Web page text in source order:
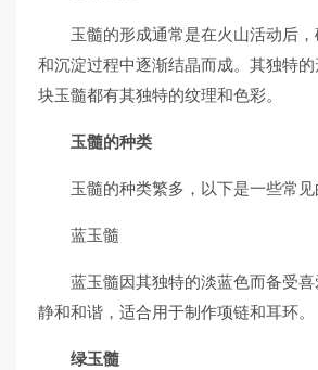
玉髓的形成通常是在火山活动后
和沉淀过程中逐渐结晶而成。其独特
块玉髓都有其独特的纹理和色彩。
玉髓的种类
玉髓的种类繁多，以下是一些常
蓝玉髓
蓝玉髓因其独特的淡蓝色而备受
静和和谐，适合用于制作项链和耳环。
绿玉髓